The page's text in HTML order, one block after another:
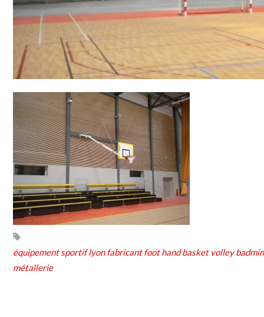
équipement sportif lyon fabricant foot hand basket volley
métallerie